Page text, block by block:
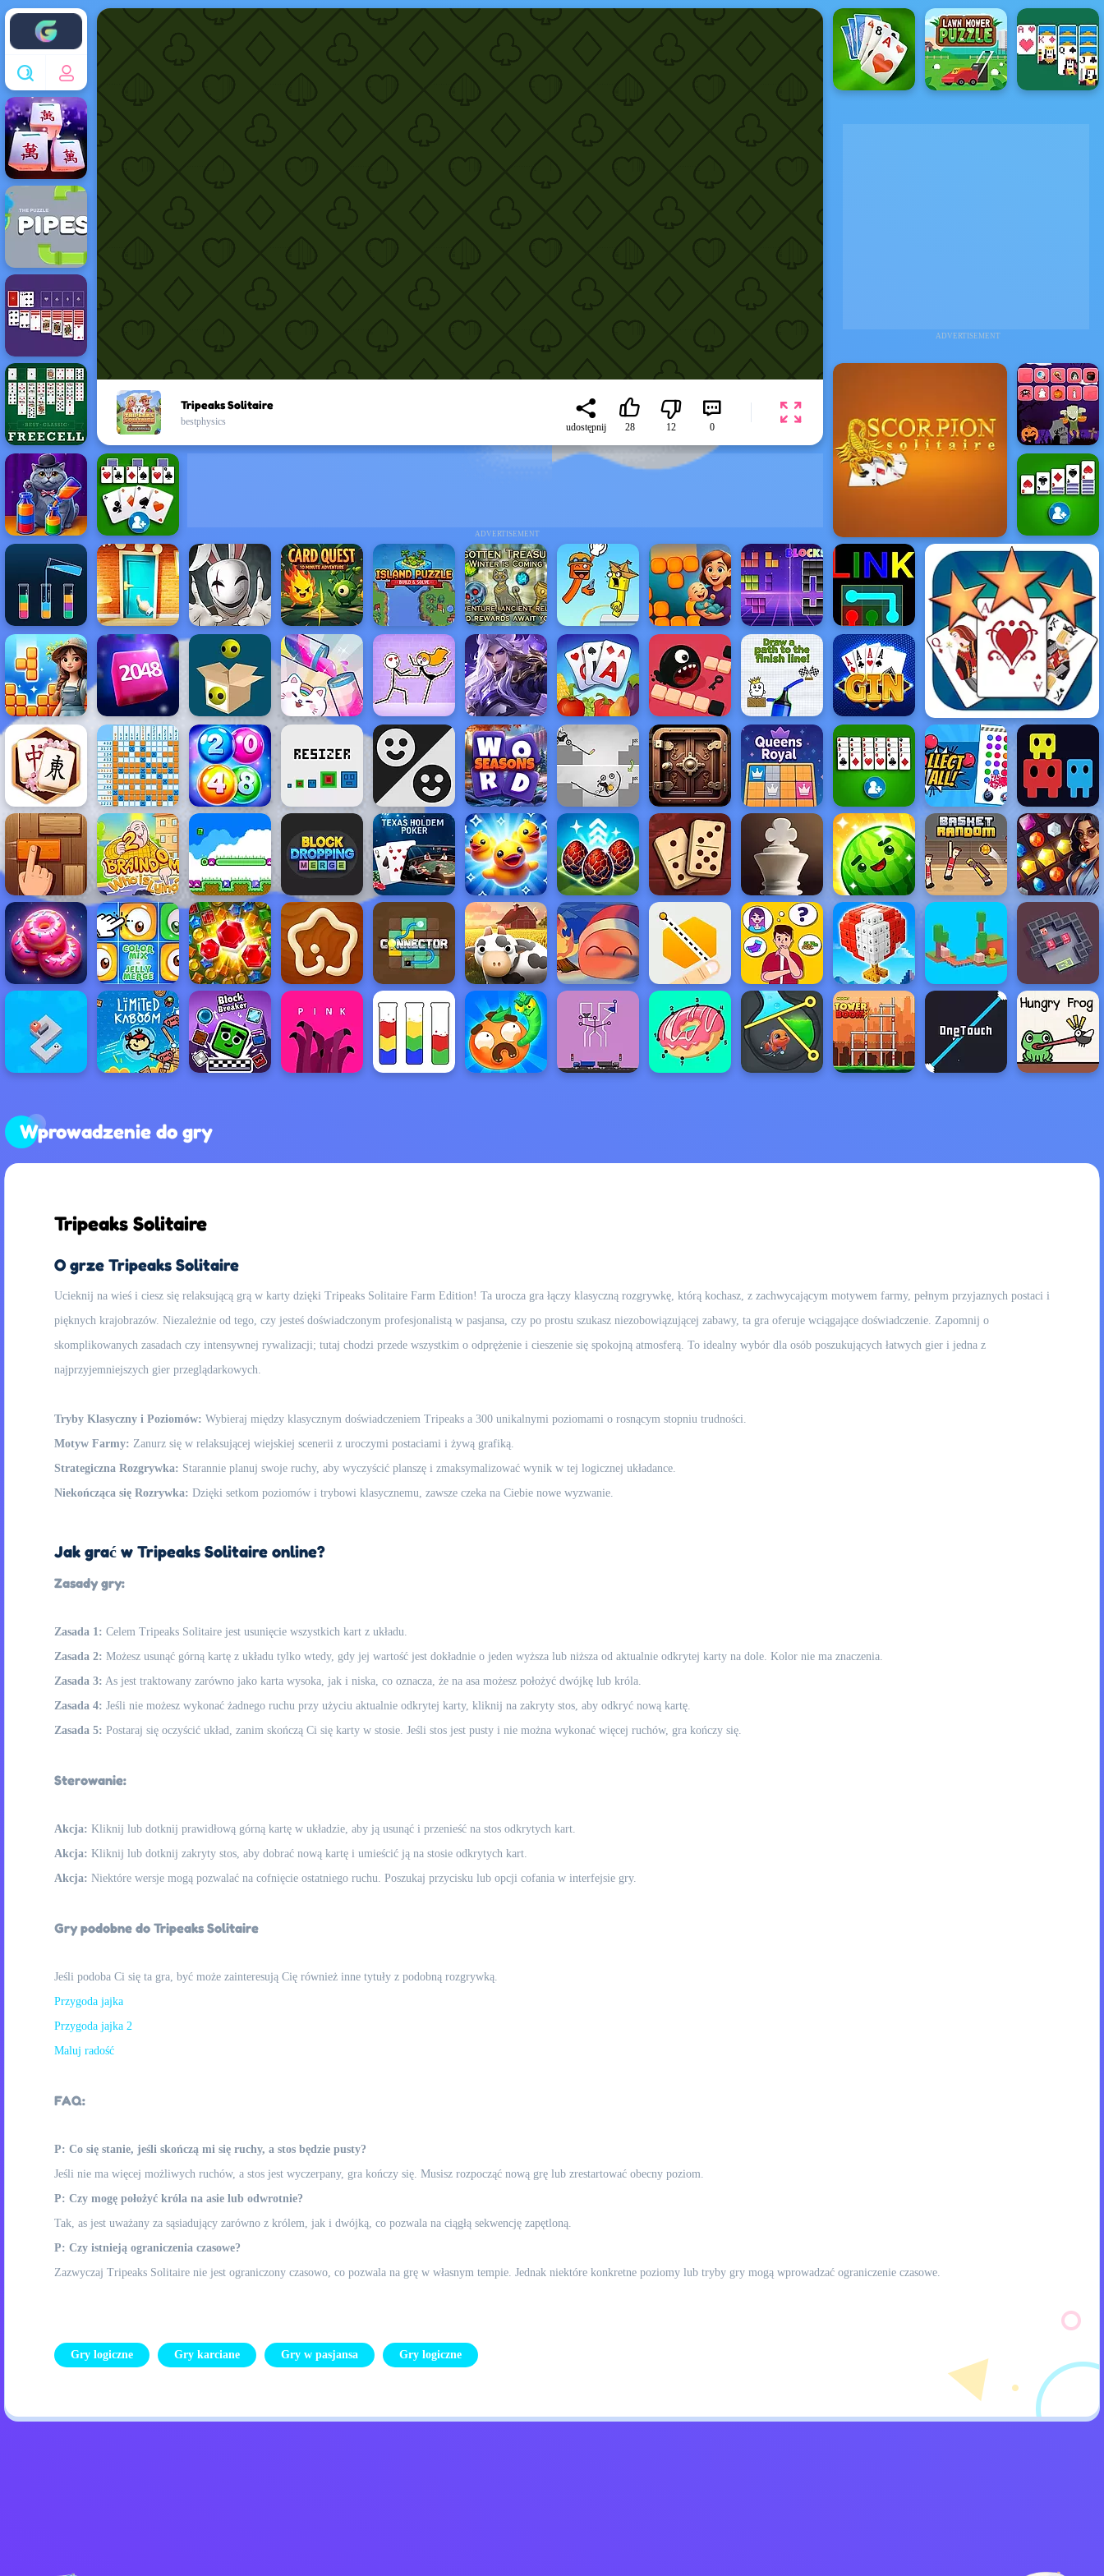
Enjoy4fun
ADVERTISEMENT
ADVERTISEMENT
Tripeaks Solitaire
bestphysics
udostępnij 28 12 0
Wprowadzenie do gry
Tripeaks Solitaire
O grze Tripeaks Solitaire
Ucieknij na wieś i ciesz się relaksującą grą w karty dzięki Tripeaks Solitaire Farm Edition! Ta urocza gra łączy klasyczną rozgrywkę, którą kochasz, z zachwycającym motywem farmy, pełnym przyjaznych postaci i
pięknych krajobrazów. Niezależnie od tego, czy jesteś doświadczonym profesjonalistą w pasjansa, czy po prostu szukasz niezobowiązującej zabawy, ta gra oferuje wciągające doświadczenie. Zapomnij o
skomplikowanych zasadach czy intensywnej rywalizacji; tutaj chodzi przede wszystkim o odprężenie i cieszenie się spokojną atmosferą. To idealny wybór dla osób poszukujących łatwych gier i jedna z
najprzyjemniejszych gier przeglądarkowych.
Tryby Klasyczny i Poziomów: Wybieraj między klasycznym doświadczeniem Tripeaks a 300 unikalnymi poziomami o rosnącym stopniu trudności.
Motyw Farmy: Zanurz się w relaksującej wiejskiej scenerii z uroczymi postaciami i żywą grafiką.
Strategiczna Rozgrywka: Starannie planuj swoje ruchy, aby wyczyścić planszę i zmaksymalizować wynik w tej logicznej układance.
Niekończąca się Rozrywka: Dzięki setkom poziomów i trybowi klasycznemu, zawsze czeka na Ciebie nowe wyzwanie.
Jak grać w Tripeaks Solitaire online?
Zasady gry:
Zasada 1: Celem Tripeaks Solitaire jest usunięcie wszystkich kart z układu.
Zasada 2: Możesz usunąć górną kartę z układu tylko wtedy, gdy jej wartość jest dokładnie o jeden wyższa lub niższa od aktualnie odkrytej karty na dole. Kolor nie ma znaczenia.
Zasada 3: As jest traktowany zarówno jako karta wysoka, jak i niska, co oznacza, że na asa możesz położyć dwójkę lub króla.
Zasada 4: Jeśli nie możesz wykonać żadnego ruchu przy użyciu aktualnie odkrytej karty, kliknij na zakryty stos, aby odkryć nową kartę.
Zasada 5: Postaraj się oczyścić układ, zanim skończą Ci się karty w stosie. Jeśli stos jest pusty i nie można wykonać więcej ruchów, gra kończy się.
Sterowanie:
Akcja: Kliknij lub dotknij prawidłową górną kartę w układzie, aby ją usunąć i przenieść na stos odkrytych kart.
Akcja: Kliknij lub dotknij zakryty stos, aby dobrać nową kartę i umieścić ją na stosie odkrytych kart.
Akcja: Niektóre wersje mogą pozwalać na cofnięcie ostatniego ruchu. Poszukaj przycisku lub opcji cofania w interfejsie gry.
Gry podobne do Tripeaks Solitaire
Jeśli podoba Ci się ta gra, być może zainteresują Cię również inne tytuły z podobną rozgrywką.
Przygoda jajka
Przygoda jajka 2
Maluj radość
FAQ:
P: Co się stanie, jeśli skończą mi się ruchy, a stos będzie pusty?
Jeśli nie ma więcej możliwych ruchów, a stos jest wyczerpany, gra kończy się. Musisz rozpocząć nową grę lub zrestartować obecny poziom.
P: Czy mogę położyć króla na asie lub odwrotnie?
Tak, as jest uważany za sąsiadujący zarówno z królem, jak i dwójką, co pozwala na ciągłą sekwencję zapętloną.
P: Czy istnieją ograniczenia czasowe?
Zazwyczaj Tripeaks Solitaire nie jest ograniczony czasowo, co pozwala na grę w własnym tempie. Jednak niektóre konkretne poziomy lub tryby gry mogą wprowadzać ograniczenie czasowe.
Gry logiczne Gry karciane Gry w pasjansa Gry logiczne